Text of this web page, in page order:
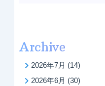
Archive
2026年7月 (14)
2026年6月 (30)